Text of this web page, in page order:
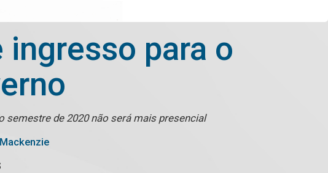
para o
semestre de 2020 não será mais presencial